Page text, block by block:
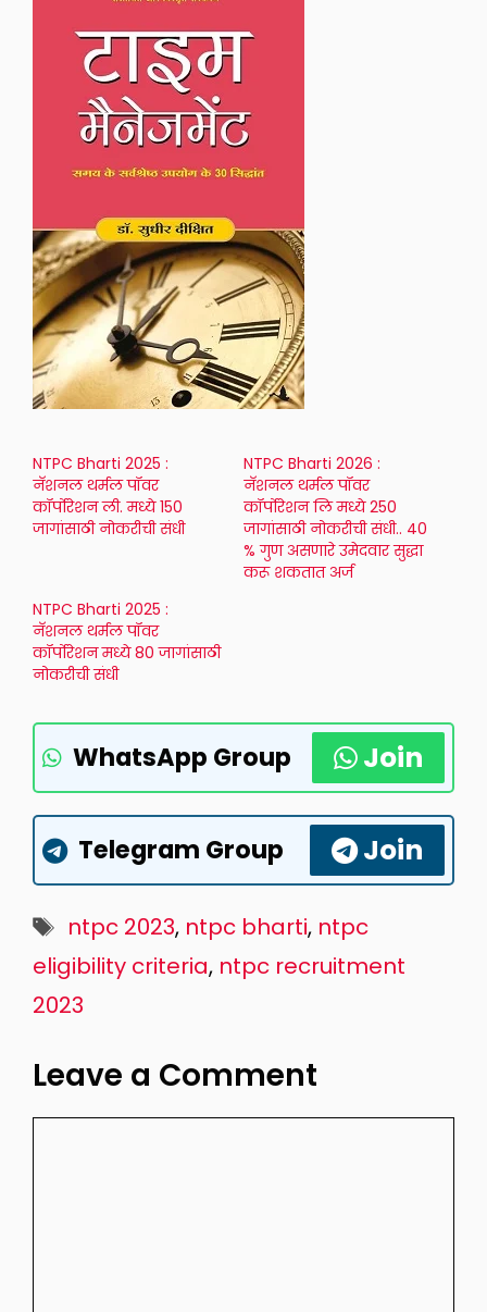
NTPC Bharti 2025 :
नॅशनल थर्मल पॉवर
कॉर्पोरेशन ली. मध्ये 150
जागांसाठी नोकरीची संधी
NTPC Bharti 2026 :
नॅशनल थर्मल पॉवर
कॉर्पोरेशन लि मध्ये 250
जागांसाठी नोकरीची संधी.. 40
% गुण असणारे उमेदवार सुद्धा
करू शकतात अर्ज
NTPC Bharti 2025 :
नॅशनल थर्मल पॉवर
कॉर्पोरेशन मध्ये 80 जागांसाठी
नोकरीची संधी
WhatsApp Group Join
Telegram Group Join
Tags
ntpc 2023, ntpc bharti, ntpc
eligibility criteria, ntpc recruitment
2023
Leave a Comment